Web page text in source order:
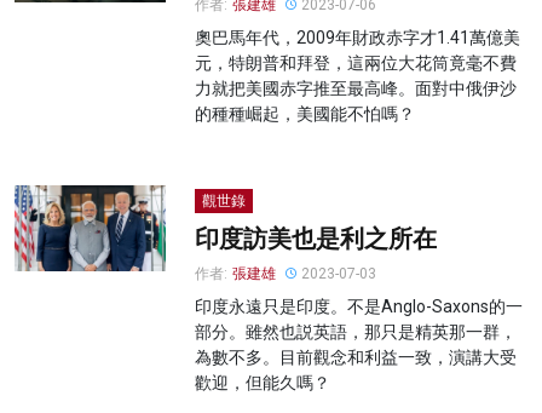
作者: 張建雄 2023-07-06
奧巴馬年代，2009年財政赤字才1.41萬億美
元，特朗普和拜登，這兩位大花筒竟毫不費
力就把美國赤字推至最高峰。面對中俄伊沙
的種種崛起，美國能不怕嗎？
觀世錄
印度訪美也是利之所在
作者: 張建雄 2023-07-03
印度永遠只是印度。不是Anglo-Saxons的一
部分。雖然也説英語，那只是精英那一群，
為數不多。目前觀念和利益一致，演講大受
歡迎，但能久嗎？